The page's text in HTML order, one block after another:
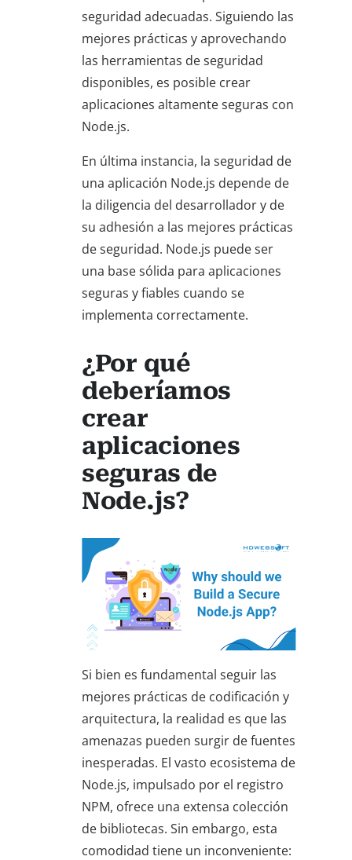
seguridad adecuadas. Siguiendo las
mejores prácticas y aprovechando
las herramientas de seguridad
disponibles, es posible crear
aplicaciones altamente seguras con
Node.js.
En última instancia, la seguridad de
una aplicación Node.js depende de
la diligencia del desarrollador y de
su adhesión a las mejores prácticas
de seguridad. Node.js puede ser
una base sólida para aplicaciones
seguras y fiables cuando se
implementa correctamente.
¿Por qué
deberíamos
crear
aplicaciones
seguras de
Node.js?
Si bien es fundamental seguir las
mejores prácticas de codificación y
arquitectura, la realidad es que las
amenazas pueden surgir de fuentes
inesperadas. El vasto ecosistema de
Node.js, impulsado por el registro
NPM, ofrece una extensa colección
de bibliotecas. Sin embargo, esta
comodidad tiene un inconveniente: